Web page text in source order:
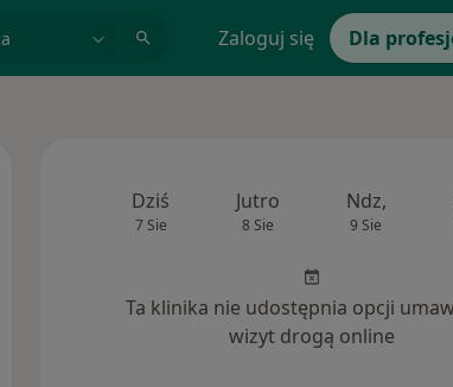
Zaloguj się Dla
Dziś
7 Sie
Jutro
8 Sie
Ndz,
9 Sie
Ta klinika nie udostępnia opcji
wizyt drogą online